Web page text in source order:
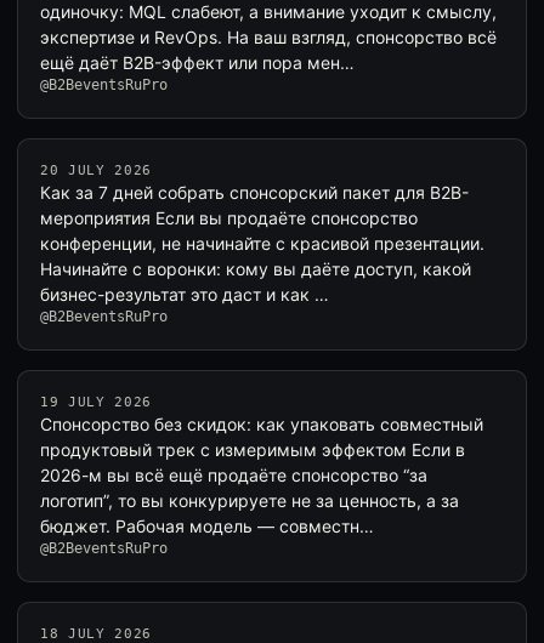
одиночку: MQL слабеют, а внимание уходит к смыслу,
экспертизе и RevOps. На ваш взгляд, спонсорство всё
ещё даёт B2B-эффект или пора мен…
@B2BeventsRuPro
20 JULY 2026
Как за 7 дней собрать спонсорский пакет для B2B-
мероприятия Если вы продаёте спонсорство
конференции, не начинайте с красивой презентации.
Начинайте с воронки: кому вы даёте доступ, какой
бизнес-результат это даст и как …
@B2BeventsRuPro
19 JULY 2026
Спонсорство без скидок: как упаковать совместный
продуктовый трек с измеримым эффектом Если в
2026-м вы всё ещё продаёте спонсорство “за
логотип”, то вы конкурируете не за ценность, а за
бюджет. Рабочая модель — совместн…
@B2BeventsRuPro
18 JULY 2026